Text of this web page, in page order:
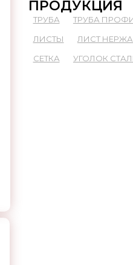
ПРОДУКЦИЯ
ТРУБА ТРУБА
ЛИСТЫ
ЛИСТ
СЕТКА
УГОЛОК